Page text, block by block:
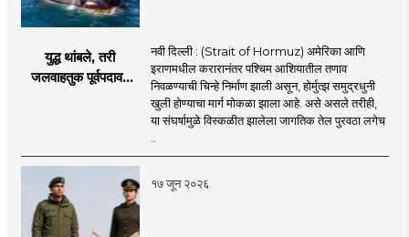
युद्ध थांबले, तरी
जलवाहतुक पूर्वपदावर
चिंता.
नवी दिल्ली : (Strait of Hormuz) अमेरिका आणि
इराणमधील करारानंतर पश्चिम आशियातील तणाव
निवळण्याची चिन्हे निर्माण झाली असून, होर्मुत्झ समुद्रधुनी
खुली होण्याचा मार्ग मोकळा झाला आहे. असे असले तरीही,
या संघर्षामुळे विस्कळीत झालेला जागतिक तेल पुरवठा लगेच
१७ जून २०२६